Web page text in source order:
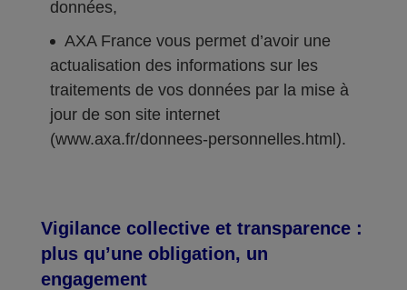
données,
AXA France vous permet d’avoir une
actualisation des informations sur les
traitements de vos données par la mise à
jour de son site internet
(www.axa.fr/donnees-personnelles.html).
Vigilance collective et transparence :
plus qu’une obligation, un
engagement